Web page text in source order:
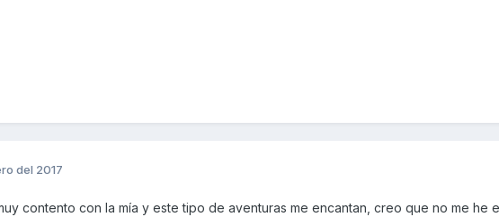
del 2017
contento con la mía y este tipo de aventuras me encantan, creo que no me he